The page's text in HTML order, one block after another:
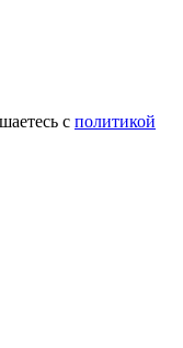
с политикой